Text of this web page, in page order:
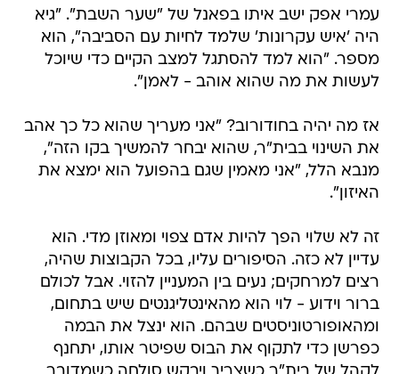
עמרי אפק ישב איתו בפאנל של "שער השבת". "גיא
היה 'איש עקרונות' שלמד לחיות עם הסביבה", הוא
מספר. "הוא למד להסתגל למצב הקיים כדי שיוכל
לעשות את מה שהוא אוהב - לאמן".
אז מה יהיה בחודורוב? "אני מעריך שהוא כל כך אהב
את השינוי בבית"ר, שהוא יבחר להמשיך בקו הזה",
מנבא הלל, "אני מאמין שגם בהפועל הוא ימצא את
האיזון".
זה לא שלוי הפך להיות אדם צפוי ומאוזן מדי. הוא
עדיין לא כזה. הסיפורים עליו, בכל הקבוצות שהיה,
רצים למרחקים; נעים בין המעניין להזוי. אבל לכולם
ברור וידוע - לוי הוא מהאינטליגנטים שיש בתחום,
ומהאופורטוניסטים שבהם. הוא ינצל את הבמה
כפרשן כדי לתקוף את הבוס שפיטר אותו, יתחנף